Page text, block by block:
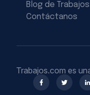
Blog de
Contáctanos
Trabajos.com es